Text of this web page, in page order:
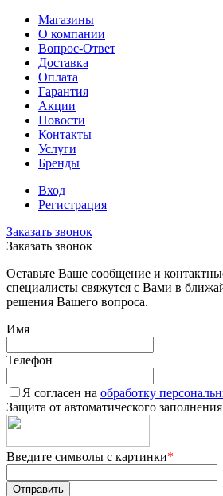
Магазины
О компании
Вопрос-Ответ
Доставка
Оплата
Гарантия
Акции
Новости
Контакты
Услуги
Бренды
Вход
Регистрация
Заказать звонок
Заказать звонок
Оставьте Ваше сообщение и
специалисты свяжутся с Вами в
решения Вашего вопроса.
Имя
Телефон
Я согласен на обработку
Защита от автоматического заполнения
Введите символы с картинки*